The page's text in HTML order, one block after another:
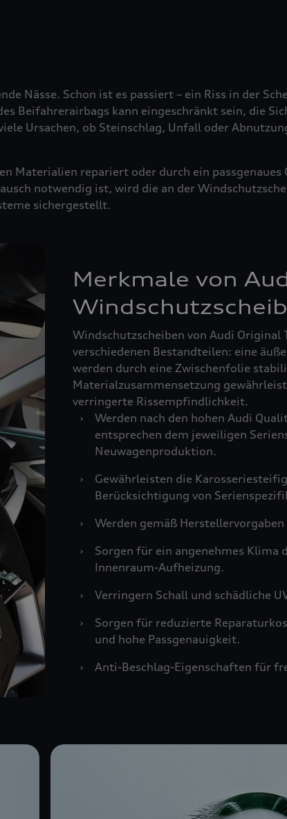
Nässe. Schon ist es passiert – ein Riss in der
Beifahrerairbags kann eingeschränkt sein, die
Ursachen, ob Steinschlag, Unfall oder
Materialien repariert oder durch ein
notwendig ist, wird die an der
sichergestellt.
Merkmale von
Windschutzscheiben von Audi Original
verschiedenen Bestandteilen: eine
werden durch eine Zwischenfolie
Materialzusammensetzung
verringerte Rissempfindlichkeit.
›
Werden nach den hohen Audi
entsprechen dem jeweiligen
Neuwagenproduktion.
›
Gewährleisten die
Berücksichtigung von
›
Werden gemäß
›
Sorgen für ein angenehmes Klima
Innenraum-Aufheizung.
›
Verringern Schall und schädliche
›
Sorgen für reduzierte
und hohe Passgenauigkeit.
›
Anti-Beschlag-Eigenschaften für